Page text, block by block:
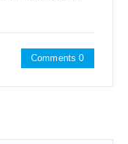
Comments 0